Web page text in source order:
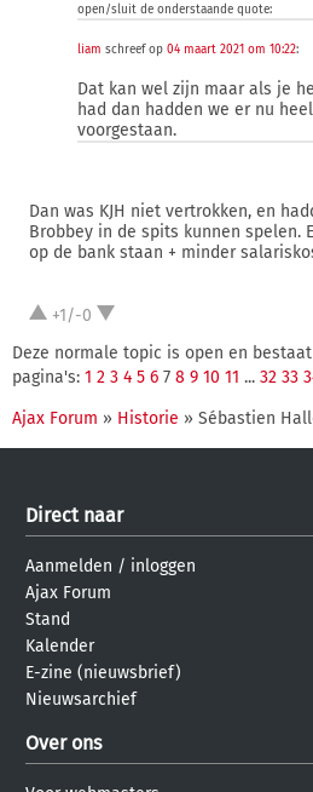
open/sluit de onderstaande quote:
liam schreef op 04 maart 2021 om 10:22:
Dat kan wel zijn maar als je
had dan hadden we er nu
voorgestaan.
Dan was KJH niet vertrokken, en
Brobbey in de spits kunnen spelen.
op de bank staan + minder
+1/-0
Deze normale topic is open en
pagina's: 1 2 3 4 5 6 7 8 9 10 11 ... 32 33
Ajax Forum » Historie » Sébastien
Direct naar
Aanmelden / inloggen
Ajax Forum
Stand
Kalender
E-zine (nieuwsbrief)
Nieuwsarchief
Over ons